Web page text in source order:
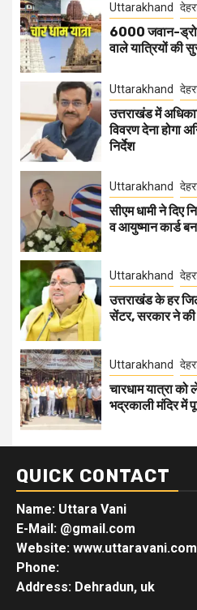
Uttarakhand
6000 जवान-
वाले यात्रियों की
Uttarakhand
उत्तराखंड में
विवरण देना होगा
निर्देश
Uttarakhand
सीएम धामी ने दिए
व आयुष्मान कार्ड
Uttarakhand
उत्तराखंड के हर
सेंटर, सरकार ने
Uttarakhand
चारधाम यात्रा को
भद्रकाली मंदिर में
QUICK CONTACT
Name: Uttara Vani
E-Mail: @gmail.com
Website: www.uttaravani.com
Phone:
Address: Dehradun, uk